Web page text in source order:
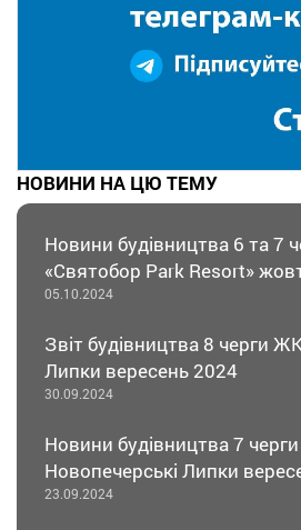
НОВИНИ НА ЦЮ ТЕМУ
Новини будівництва 6 та 7
«Святобор Park Resort»
05.10.2024
Звіт будівництва 8 черги
Липки вересень 2024
30.09.2024
Новини будівництва 7
Новопечерські Липки
23.09.2024